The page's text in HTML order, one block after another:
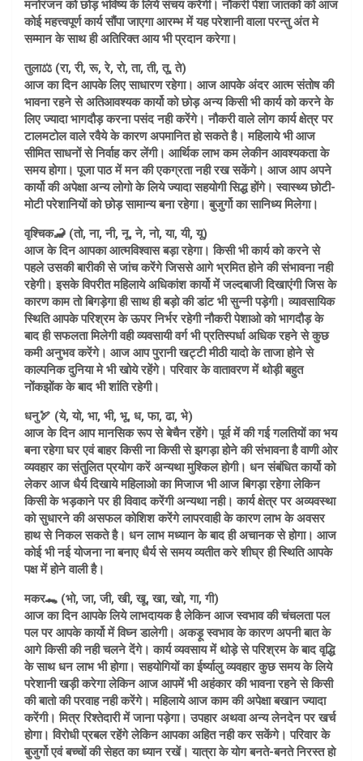
मनोरंजन को छोड़ भविष्य के लिये संचय करेंगी। नौकरी पेशा जातको को आज
कोई महत्त्वपूर्ण कार्य सौंपा जाएगा आरम्भ में यह परेशानी वाला परन्तु अंत मे
सम्मान के साथ ही अतिरिक्त आय भी प्रदान करेगा।
तुला⚖️ (रा, री, रू, रे, रो, ता, ती, तू, ते)
आज का दिन आपके लिए साधारण रहेगा। आज आपके अंदर आत्म संतोष की
भावना रहने से अतिआवश्यक कार्यो को छोड़ अन्य किसी भी कार्य को करने के
लिए ज्यादा भागदौड़ करना पसंद नही करेंगे। नौकरी वाले लोग कार्य क्षेत्र पर
टालमटोल वाले रवैये के कारण अपमानित हो सकते है। महिलाये भी आज
सीमित साधनों से निर्वाह कर लेंगी। आर्थिक लाभ कम लेकीन आवश्यकता के
समय होगा। पूजा पाठ में मन की एकग्रता नही रख सकेंगे। आज आप अपने
कार्यो की अपेक्षा अन्य लोगो के लिये ज्यादा सहयोगी सिद्ध होंगे। स्वास्थ्य छोटी-
मोटी परेशानियों को छोड़ सामान्य बना रहेगा। बुजुर्गो का सानिध्य मिलेगा।
वृश्चिक🦂 (तो, ना, नी, नू, ने, नो, या, यी, यू)
आज के दिन आपका आत्मविश्वास बड़ा रहेगा। किसी भी कार्य को करने से
पहले उसकी बारीकी से जांच करेंगे जिससे आगे भ्रमित होने की संभावना नही
रहेगी। इसके विपरीत महिलाये अधिकांश कार्यो में जल्दबाजी दिखाएंगी जिस के
कारण काम तो बिगड़ेगा ही साथ ही बड़ो की डांट भी सुन्नी पड़ेगी। व्यावसायिक
स्थिति आपके परिश्रम के ऊपर निर्भर रहेगी नौकरी पेशाओ को भागदौड़ के
बाद ही सफलता मिलेगी वही व्यवसायी वर्ग भी प्रतिस्पर्धा अधिक रहने से कुछ
कमी अनुभव करेंगे। आज आप पुरानी खट्टी मीठी यादो के ताजा होने से
काल्पनिक दुनिया मे भी खोये रहेंगे। परिवार के वातावरण में थोड़ी बहुत
नोंकझोंक के बाद भी शांति रहेगी।
धनु🏹 (ये, यो, भा, भी, भू, ध, फा, ढा, भे)
आज के दिन आप मानसिक रूप से बेचैन रहेंगे। पूर्व में की गई गलतियों का भय
बना रहेगा घर एवं बाहर किसी ना किसी से झगड़ा होने की संभावना है वाणी ओर
व्यवहार का संतुलित प्रयोग करें अन्यथा मुश्किल होगी। धन संबंधित कार्यो को
लेकर आज धैर्य दिखाये महिलाओ का मिजाज भी आज बिगड़ा रहेगा लेकिन
किसी के भड़काने पर ही विवाद करेंगी अन्यथा नही। कार्य क्षेत्र पर अव्यवस्था
को सुधारने की असफल कोशिश करेंगे लापरवाही के कारण लाभ के अवसर
हाथ से निकल सकते है। धन लाभ मध्यान के बाद ही अचानक से होगा। आज
कोई भी नई योजना ना बनाए धैर्य से समय व्यतीत करे शीघ्र ही स्थिति आपके
पक्ष में होने वाली है।
मकर🐊 (भो, जा, जी, खी, खू, खा, खो, गा, गी)
आज का दिन आपके लिये लाभदायक है लेकिन आज स्वभाव की चंचलता पल
पल पर आपके कार्यो में विघ्न डालेगी। अकड़ू स्वभाव के कारण अपनी बात के
आगे किसी की नही चलने देंगे। कार्य व्यवसाय में थोड़े से परिश्रम के बाद वृद्धि
के साथ धन लाभ भी होगा। सहयोगियों का ईर्ष्यालु व्यवहार कुछ समय के लिये
परेशानी खड़ी करेगा लेकिन आज आपमें भी अहंकार की भावना रहने से किसी
की बातो की परवाह नही करेंगे। महिलाये आज काम की अपेक्षा बखान ज्यादा
करेंगी। मित्र रिश्तेदारी में जाना पड़ेगा। उपहार अथवा अन्य लेनदेन पर खर्च
होगा। विरोधी प्रबल रहेंगे लेकिन आपका अहित नही कर सकेंगे। परिवार के
बुजुर्गो एवं बच्चों की सेहत का ध्यान रखें। यात्रा के योग बनते-बनते निरस्त हो